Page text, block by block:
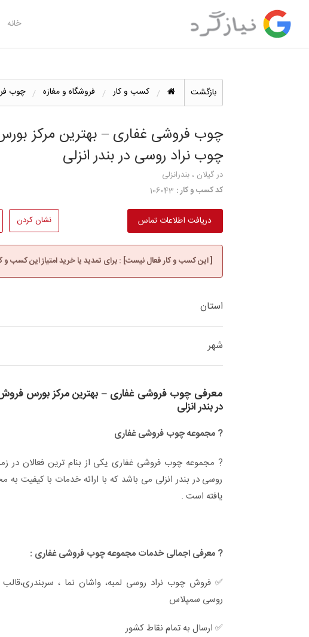
خانه
بازگشت کسب و کار فروشگاه و مغازه چوب
چوب فروشی غفاری – بهترین مرکز
چوب نراد روسی در بندر انزلی
در گیلان ، بندرانزلی
کد کسب و کار :
دریافت اطلاعات تماس نشان کردن
[ این کسب و کار فعال نیست] : برای تمدید یا خرید امتیاز این کسب و
استان
شهر
معرفی چوب فروشی غفاری – بهترین مرکز بورس
در بندر انزلی
? مجموعه چوب فروشی غفاری
? مجموعه چوب فروشی غفاری یکی از بنام ترین فعالان در
روسی در بندر انزلی می باشد که با ارائه خدمات با کیفیت
یافته است .
? معرفی اجمالی خدمات مجموعه چوب فروشی غفاری :
✅ فروش چوب نراد روسی لمبه، واشان نما ، سربندری،قالب
روسی سمپلاس
✅ ارسال به تمام نقاط کشور